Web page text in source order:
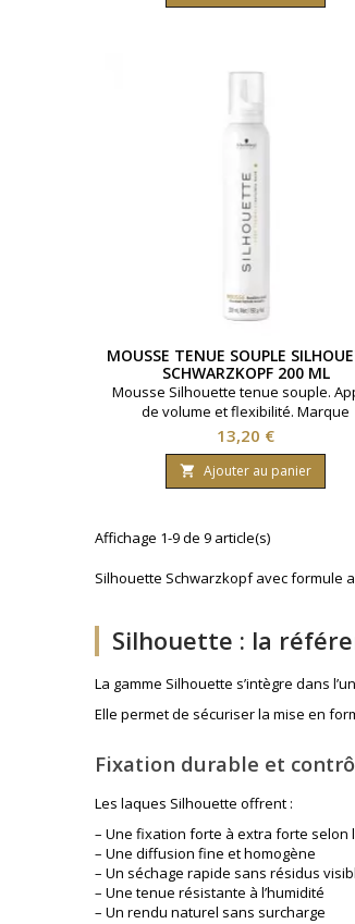
MOUSSE TENUE SOUPLE
SCHWARZKOPF 200 ML
Mousse Silhouette tenue souple.
de volume et flexibilité. Marque
Schwarzkopf. Contenance : 200ml
Prix
13,20 €
 Ajouter au panier
Affichage 1-9 de 9 article(s)
Silhouette Schwarzkopf avec formule
Silhouette : la
La gamme Silhouette s’intègre dans
Elle permet de sécuriser la mise en
Fixation durable et
Les laques Silhouette offrent :
– Une fixation forte à extra forte selon
– Une diffusion fine et homogène
– Un séchage rapide sans résidus
– Une tenue résistante à l’humidité
– Un rendu naturel sans surcharge